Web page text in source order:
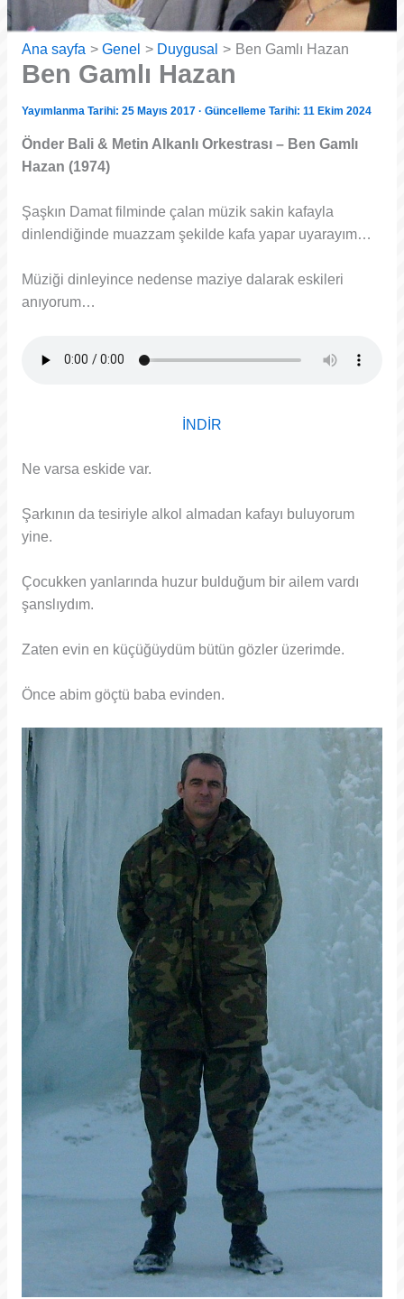
Ana sayfa Genel Duygusal Ben Gamlı Hazan
Ben Gamlı Hazan
Yayımlanma Tarihi: 25 Mayıs 2017 · Güncelleme Tarihi: 11 Ekim 2024
Önder Bali & Metin Alkanlı Orkestrası – Ben Gamlı
Hazan (1974)
Şaşkın Damat filminde çalan müzik sakin kafayla
dinlendiğinde muazzam şekilde kafa yapar uyarayım…
Müziği dinleyince nedense maziye dalarak eskileri
anıyorum…
İNDİR
Ne varsa eskide var.
Şarkının da tesiriyle alkol almadan kafayı buluyorum
yine.
Çocukken yanlarında huzur bulduğum bir ailem vardı
şanslıydım.
Zaten evin en küçüğüydüm bütün gözler üzerimde.
Önce abim göçtü baba evinden.